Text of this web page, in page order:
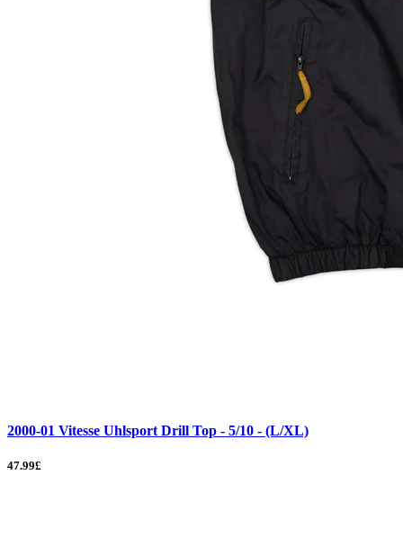
2000-01 Vitesse Uhlsport Drill Top - 5/10 - (L/XL)
47.99£